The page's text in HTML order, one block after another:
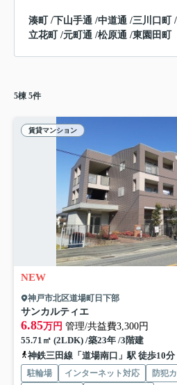
湊町/下山手通 /中道通 /三川口町/
立花町/元町通 /松原通 /東園田町
5棟 5件
賃貸マンション
NEW
神戸市北区道場町日下部
サンカルティエ
6.85万円 管理/共益費3,300円
55.71㎡ (2LDK) /築23年 /3階建
神鉄三田線「道場南口」駅 徒歩10分
駐輪場 インターネット対応 防犯